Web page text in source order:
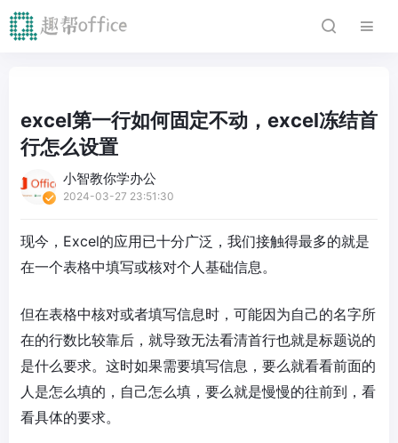
excel第一行如何固定不动，excel冻结首
行怎么设置
小智教你学办公
2024-03-27 23:51:30
现今，Excel的应用已十分广泛，我们接触得最多的就是
在一个表格中填写或核对个人基础信息。
但在表格中核对或者填写信息时，可能因为自己的名字所
在的行数比较靠后，就导致无法看清首行也就是标题说的
是什么要求。这时如果需要填写信息，要么就看看前面的
人是怎么填的，自己怎么填，要么就是慢慢的往前到，看
看具体的要求。